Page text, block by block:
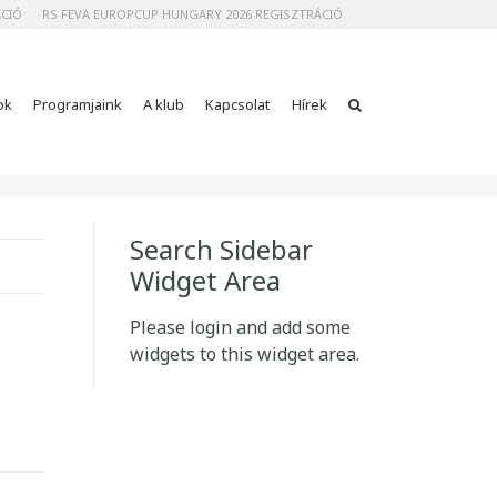
RS FEVA EUROPCUP HUNGARY 2026 REGISZTRÁCIÓ
Programjaink A klub Kapcsolat Hírek
Search Sidebar
Widget Area
Please login and add some
widgets to this widget area.